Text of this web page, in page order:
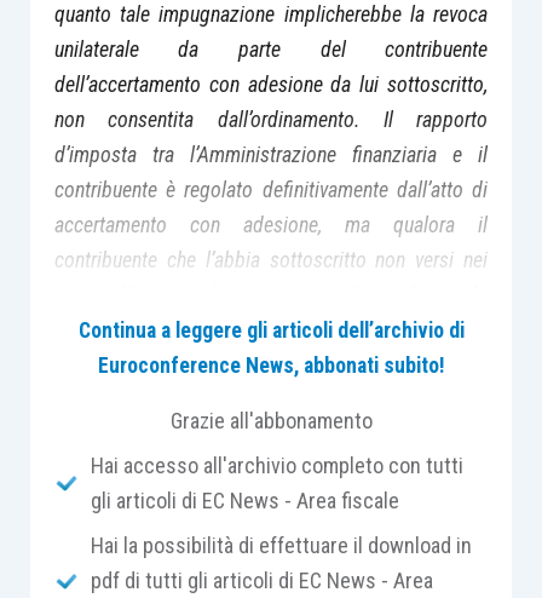
quanto tale impugnazione implicherebbe la revoca
unilaterale da parte del contribuente
dell’accertamento con adesione da lui sottoscritto,
non consentita dall’ordinamento. Il rapporto
d’imposta tra l’Amministrazione finanziaria e il
contribuente è regolato definitivamente dall’atto di
accertamento con adesione, ma qualora il
contribuente che l’abbia sottoscritto non versi nei
dall’atto impositivo originario”.
dirimente tema, ha deciso di dare continuità al
proprio prevalente orientamento pur riconoscendo la
fondatezza della tesi di parte privata e ammettendo
una dubbia formulazione della normativa in esame.
Continua a leggere gli articoli dell’archivio di
Euroconference News, abbonati subito!
Grazie all'abbonamento
Hai accesso all'archivio completo con tutti
gli articoli di EC News - Area fiscale
Hai la possibilità di effettuare il download in
pdf di tutti gli articoli di EC News - Area